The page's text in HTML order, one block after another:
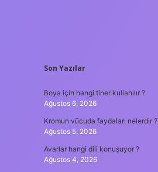
SIDEBAR
Son Yazılar
Boya için hangi tiner kullanılır ?
Ağustos 6, 2026
Kromun vücuda faydaları nelerdir ?
Ağustos 5, 2026
Avarlar hangi dili konuşuyor ?
Ağustos 4, 2026